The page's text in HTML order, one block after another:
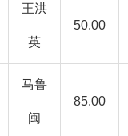
王洪
英
50.00
马鲁
闽
85.00